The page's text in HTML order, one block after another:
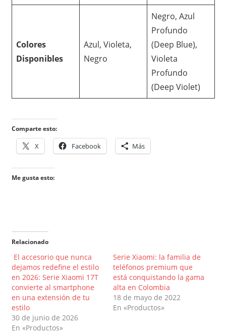
Colores
Disponibles
Azul, Violeta,
Negro
Negro, Azul
Profundo
(Deep Blue),
Violeta
Profundo
(Deep Violet)
Comparte esto:
X Facebook Más
Me gusta esto:
Relacionado
El accesorio que nunca
dejamos redefine el estilo
en 2026: Serie Xiaomi 17T
convierte al smartphone
en una extensión de tu
estilo
30 de junio de 2026
En «Productos»
Serie Xiaomi: la familia de
teléfonos premium que
está conquistando la gama
alta en Colombia
18 de mayo de 2022
En «Productos»